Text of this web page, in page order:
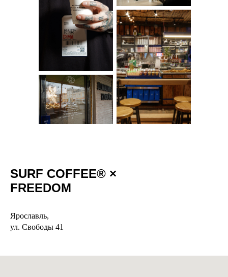
SURF COFFEE® ×
FREEDOM
Ярославль,
ул. Свободы 41